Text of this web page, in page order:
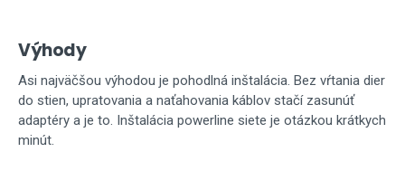
Výhody
Asi najväčšou výhodou je pohodlná inštalácia. Bez vŕtania dier
do stien, upratovania a naťahovania káblov stačí zasunúť
adaptéry a je to. Inštalácia powerline siete je otázkou krátkych
minút.